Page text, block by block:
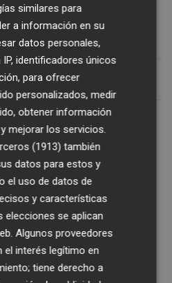
en ayuntamientos
similares para
a información en su
datos personales,
identificadores únicos
para ofrecer
personalizados, medir
obtener información
mejorar los servicios.
(1913) también
datos para estos y
el uso de datos de
y características
elecciones se aplican
Algunos proveedores
el interés legítimo en
tiene derecho a